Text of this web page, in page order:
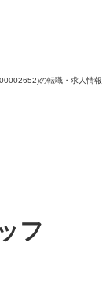
の転職・求人情報
フ